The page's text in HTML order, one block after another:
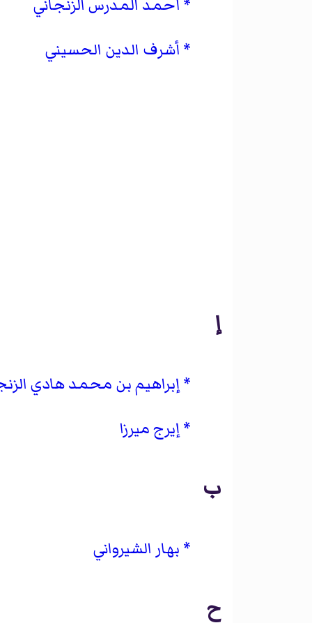
أحمد المدرس الزنجاني
أشرف الدين الحسيني
إ
إبراهيم بن محمد هادي
إيرج ميرزا
ب
بهار الشيرواني
ح